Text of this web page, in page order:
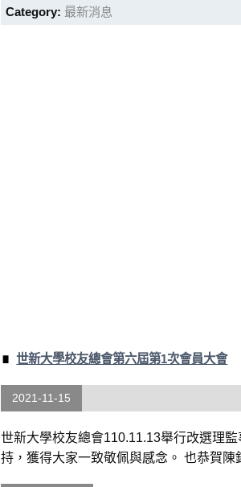
Category: 最新消息
世新大學校友總會第六屆第1次會員大會
2021-11-15
世新大學校友總會110.11.13舉行改選理
持，獲得大家一致敬佩與感念。 也恭賀